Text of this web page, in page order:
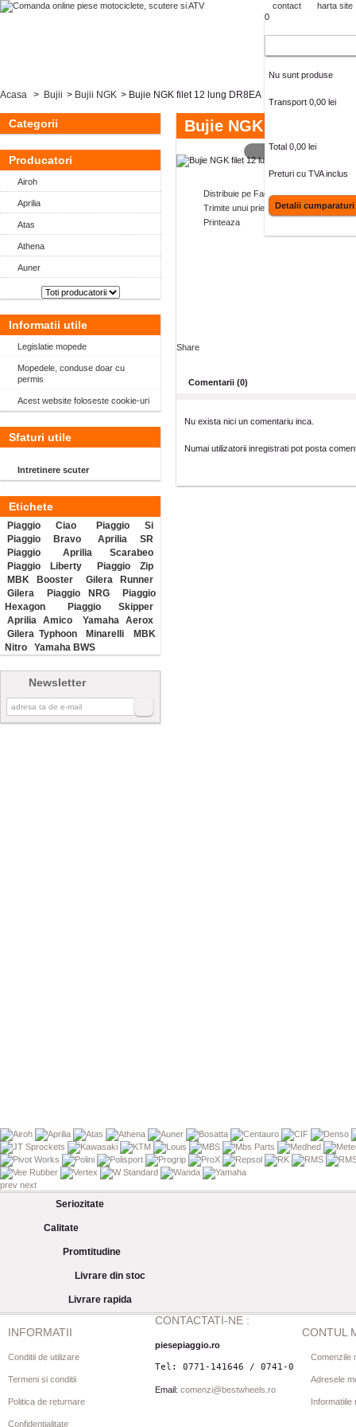
contact
harta site
0
Nu sunt produse
Transport 0,00 lei
Total 0,00 lei
Preturi cu TVA inclus
Detalii cumparaturi
Categorii
Producatori
Airoh
Aprilia
Atas
Athena
Auner
Informatii utile
Legislatie mopede
Mopedele, conduse doar cu
permis
Acest website foloseste cookie-uri
Sfaturi utile
Intretinere scuter
Etichete
Piaggio Ciao
Piaggio Si
Piaggio Bravo
Aprilia SR
Piaggio
Aprilia Scarabeo
Piaggio Liberty
Piaggio Zip
MBK Booster
Gilera Runner
Gilera
Piaggio NRG
Piaggio
Hexagon
Piaggio Skipper
Aprilia Amico
Yamaha Aerox
Gilera Typhoon
Minarelli
MBK
Nitro
Yamaha BWS
Newsletter
Acasa > Bujii > Bujii NGK > Bujie NGK filet 12 lung DR8EA
Bujie NGK filet 12
MAI MARE
Distribuie pe Facebook
Trimite unui prieten
Printeaza
Share
Comentarii (0)
Nu exista nici un comentariu inca.
Numai utilizatorii inregistrati pot posta
prev next
Seriozitate
Calitate
Promtitudine
Livrare din stoc
Livrare rapida
INFORMATII
Conditii de utilizare
Termeni si conditii
Politica de returnare
Confidentialitate
CONTACTATI-NE :
piesepiaggio.ro
Tel: 0771-141646 / 0741-080844
Email: comenzi@bestwheels.ro
CONTUL
Comenzile
Adresele
Informatiile